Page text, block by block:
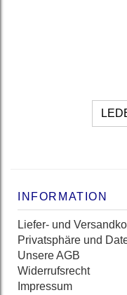
INFORMATION
Liefer- und
Privatsphäre und
Unsere AGB
Widerrufsrecht
Impressum